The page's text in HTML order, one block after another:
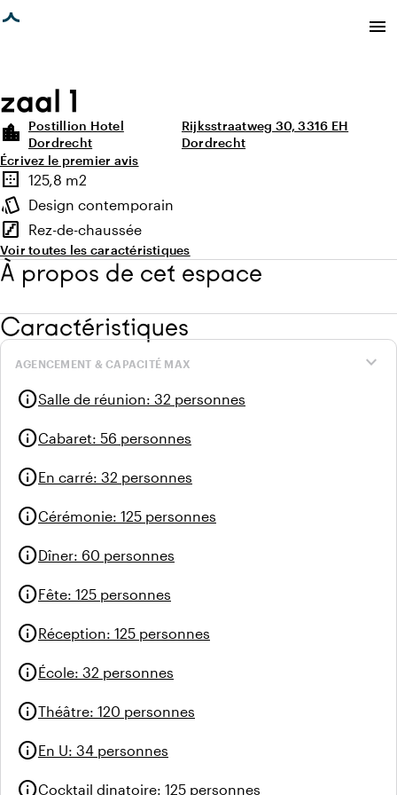
chargée
menu
zaal 1
location_city
Postillion Hotel
Dordrecht
Rijksstraatweg 30, 3316 EH
Dordrecht
Écrivez le premier avis
Points forts
border_outer
Superficie
125,8 m2
style
Ambiance
Design contemporain
stairs
Étage
Rez-de-chaussée
Voir toutes les caractéristiques
À propos de cet espace
Caractéristiques
expand_more
AGENCEMENT & CAPACITÉ MAX
infoSalle de réunion: 32 personnes
infoCabaret: 56 personnes
infoEn carré: 32 personnes
infoCérémonie: 125 personnes
infoDîner: 60 personnes
infoFête: 125 personnes
infoRéception: 125 personnes
infoÉcole: 32 personnes
infoThéâtre: 120 personnes
infoEn U: 34 personnes
infoCocktail dinatoire: 125 personnes